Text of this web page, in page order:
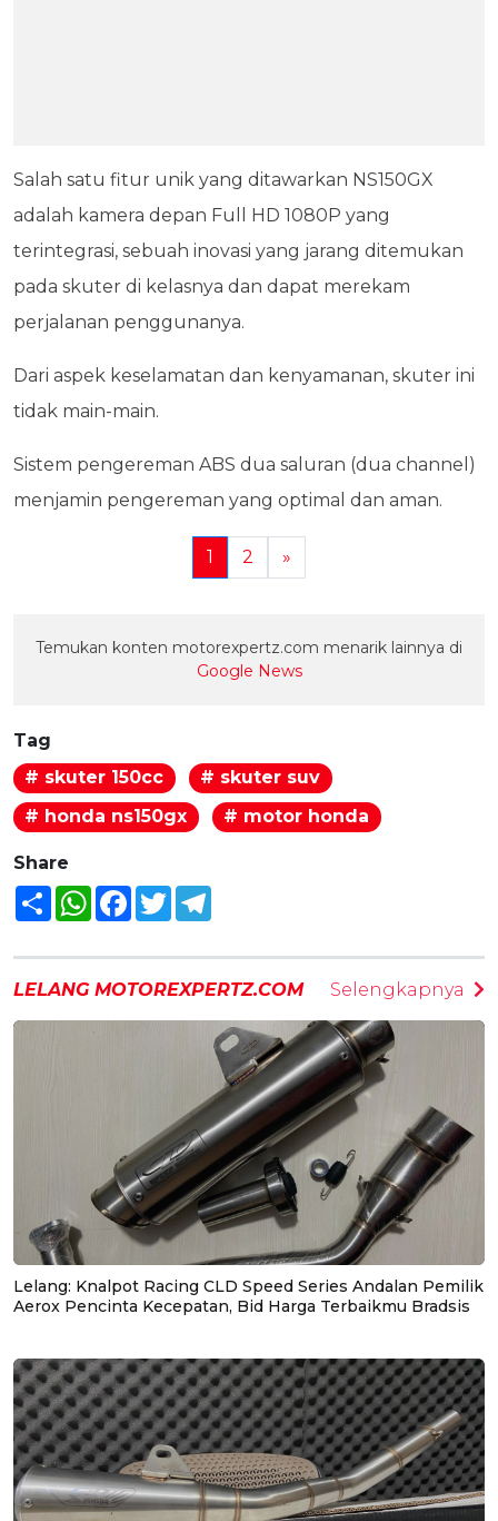
Salah satu fitur unik yang ditawarkan NS150GX
adalah kamera depan Full HD 1080P yang
terintegrasi, sebuah inovasi yang jarang ditemukan
pada skuter di kelasnya dan dapat merekam
perjalanan penggunanya.
Dari aspek keselamatan dan kenyamanan, skuter ini
tidak main-main.
Sistem pengereman ABS dua saluran (dua channel)
menjamin pengereman yang optimal dan aman.
1 2 »
Temukan konten motorexpertz.com menarik lainnya di
Google News
Tag
# skuter 150cc
# skuter suv
# honda ns150gx
# motor honda
Share
Share WhatsAppFacebook
Twitter
LELANG MOTOREXPERTZ.COM Selengkapnya
Lelang: Knalpot Racing CLD Speed Series Andalan Pemilik
Aerox Pencinta Kecepatan, Bid Harga Terbaikmu Bradsis